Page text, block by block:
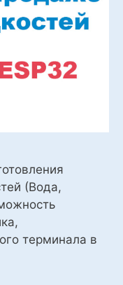
(Вода,
терминала в